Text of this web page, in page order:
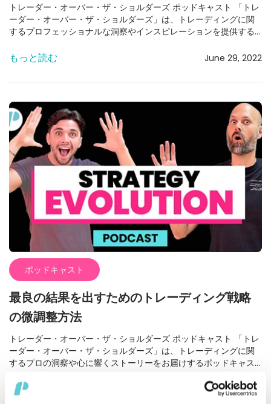
ば、それもあまり関係ありません。デイトレードやスウィングト
レードをしている場合、基本的に次の2週間を理解することが重要
です。来年の市場がどうなるかを知る必要はありません。現在の
おそらくそれを突破するでしょう、理にかなっていますが、その
ければならないのでしょうか？それはあまり重要ではありませ
ん。 私はTwitterを見て、経済的な視点から市場について話してい
る人がたくさんいるのを見ます。それはそれで良いことですが、
取引について話すとき、それはあまり関係ありません。私たちが
取引をするレベルでは、機関投資家のように1年間ポジションを保
持するわけではありません。デイトレードの観点では、それは重
要ではありません。 プロップ・ツイッター ツイッターにはプロッ
プトレーダーだけのエリアがあります。そこでは、面白い部分や
良い部分もあれば、少し怪しい部分もあります。今では、主にフ
ォレックス（FX）サイドで多く見かけますが、Trade The Poolは
株式トレーダー向けのプロップファンディングを行っている唯一
の会社です。 最近では、フォレックスのプロップファームが非常
に多く見られます。The5ersは過去7年間にわたり存在し、おそら
くその間に続いてきた3社の1つです。それ以外は、「パジャマ企
業」が多く、運営者が2人で、マーケティングを上手に行っている
後、TrustpilotやTwitterに投稿されますが、長続きしません。ト
レーダーはその点に注意が必要です。自分の利益を支払ってくれ
る、確実に信頼できるプロップファームを選びましょう。 現在、
チャンスやリソースは無限にあります。そして、これらの企業か
ら完全資金提供を受けることは、すべてのトレーダーにとって素
晴らしいことです。ただし、適切な会社を見つけることが重要で
アカウントを開設することは特に株式の取引では悪い決断だと言
い続けています。現在、実際には長期投資をしたい場合でない限
トレーダー・オーバー・ザ・ショルダーズ ポッドキャスト 「トレ
ーダー・オーバー・ザ・ショルダーズ」は、トレーディングに関
するプロフェッショナルな洞察やインスピレーションを提供する
タル状態についても取り上げています。 毎週、新しいエピソード
ケットを操作する大口投資家たちの手口や、なぜ彼らがそれを行
うのか、小口トレーダーがそれを見抜き、その流れに乗って利益
を上げる方法を解説します。 他のエピソードを見るには、
Spotifyチャンネルをご覧ください。 デイトレードの準備を万全に
整えたい方は、プレマーケットカテゴリもチェックしてみてくだ
さい。
もっと読む June 29, 2022
ポッドキャスト
最良の結果を出すためのトレーディング戦略
の微調整方法
トレーダー・オーバー・ザ・ショルダーズ ポッドキャスト 「トレ
ーダー・オーバー・ザ・ショルダーズ」は、トレーディングに関
するプロの洞察や心に響くストーリーをお届けするポッドキャス
についても語られます。 15年以上の経験を持つプロトレーダー、
ミキ・カッツとアレックスが毎週新しいエピソードをお届けしま
もっと読む June 22, 2022